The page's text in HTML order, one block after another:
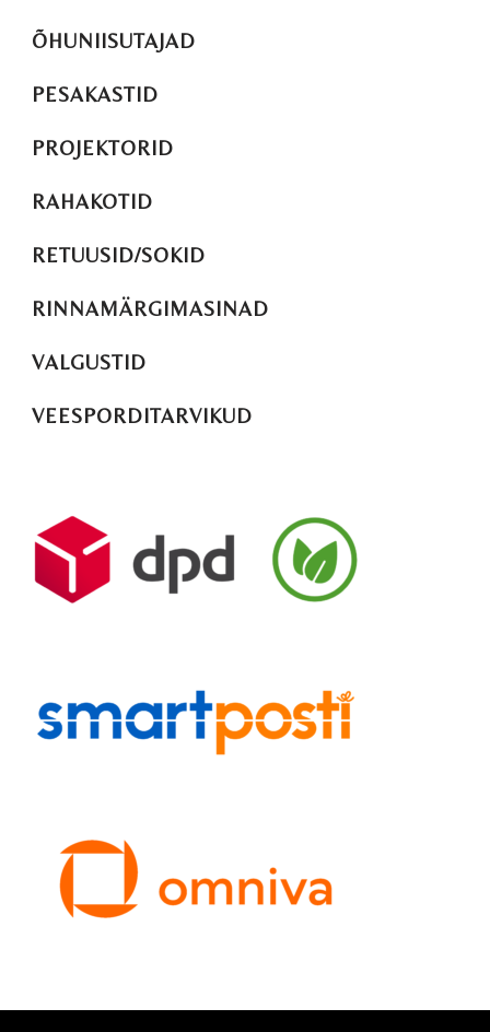
ÕHUNIISUTAJAD
PESAKASTID
PROJEKTORID
RAHAKOTID
RETUUSID/SOKID
RINNAMÄRGIMASINAD
VALGUSTID
VEESPORDITARVIKUD